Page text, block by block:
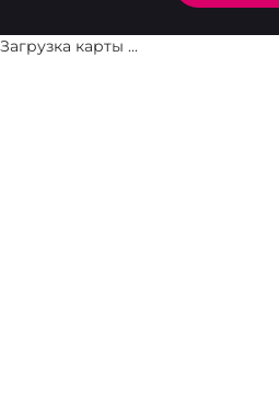
Загрузка карты ...